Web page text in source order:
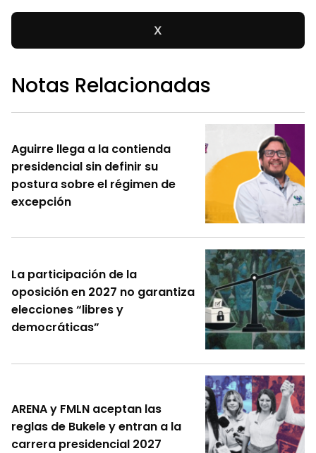
X
Notas Relacionadas
Aguirre llega a la contienda
presidencial sin definir su
postura sobre el régimen de
excepción
La participación de la
oposición en 2027 no garantiza
elecciones “libres y
democráticas”
ARENA y FMLN aceptan las
reglas de Bukele y entran a la
carrera presidencial 2027